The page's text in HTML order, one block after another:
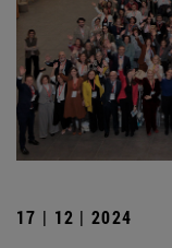
17 | 12 | 2024